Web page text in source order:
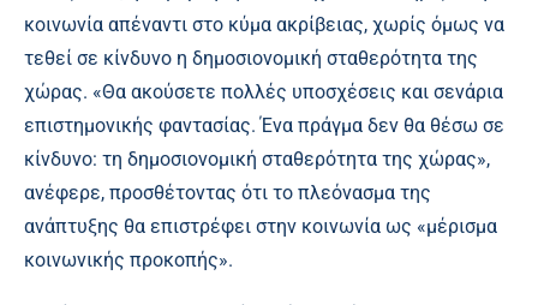
κοινωνία απέναντι στο κύμα ακρίβειας, χωρίς όμως να
τεθεί σε κίνδυνο η δημοσιονομική σταθερότητα της
χώρας. «Θα ακούσετε πολλές υποσχέσεις και σενάρια
επιστημονικής φαντασίας. Ένα πράγμα δεν θα θέσω σε
κίνδυνο: τη δημοσιονομική σταθερότητα της χώρας»,
ανέφερε, προσθέτοντας ότι το πλεόνασμα της
ανάπτυξης θα επιστρέφει στην κοινωνία ως «μέρισμα
κοινωνικής προκοπής».